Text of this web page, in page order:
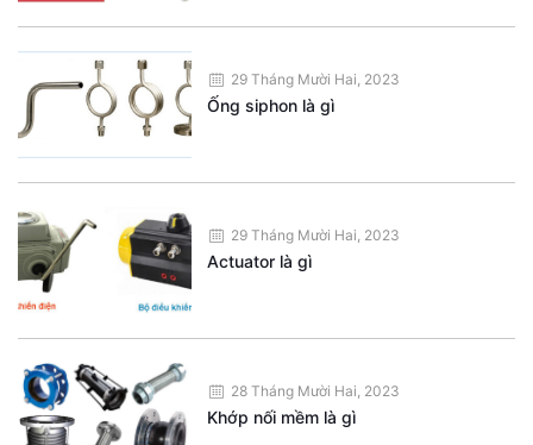
29 Tháng Mười Hai, 2023
Ống siphon là gì
29 Tháng Mười Hai, 2023
Actuator là gì
28 Tháng Mười Hai, 2023
Khớp nối mềm là gì